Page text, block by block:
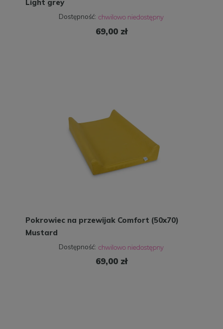
Light grey
Dostępność:
69,00 zł
Pokrowiec na przewijak Comfort (50x70)
Mustard
Dostępność:
69,00 zł